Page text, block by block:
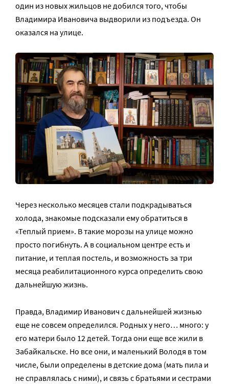
один из новых жильцов не добился того, чтобы
Владимира Ивановича выдворили из подъезда. Он
оказался на улице.
Через несколько месяцев стали подкрадываться
холода, знакомые подсказали ему обратиться в
«Теплый прием». В такие морозы на улице можно
просто погибнуть. А в социальном центре есть и
питание, и теплая постель, и возможность за три
месяца реабилитационного курса определить свою
дальнейшую жизнь.
Правда, Владимир Иванович с дальнейшей жизнью
еще не совсем определился. Родных у него… много: у
его матери было 12 детей. Тогда они еще все жили в
Забайкальске. Но все они, и маленький Володя в том
числе, были определены в детские дома (мать пила и
не справлялась с ними), и связь с братьями и сестрами